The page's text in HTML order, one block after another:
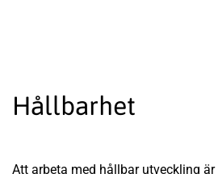
Hållbarhet
Att arbeta med hållbar utveckling